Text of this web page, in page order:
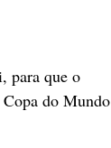
para que o
Copa do Mundo